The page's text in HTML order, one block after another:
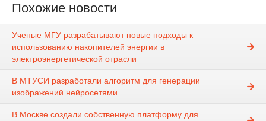
Похожие новости
Ученые МГУ разрабатывают новые подходы к
использованию накопителей энергии в
электроэнергетической отрасли
В МТУСИ разработали алгоритм для генерации
изображений нейросетями
В Москве создали собственную платформу для